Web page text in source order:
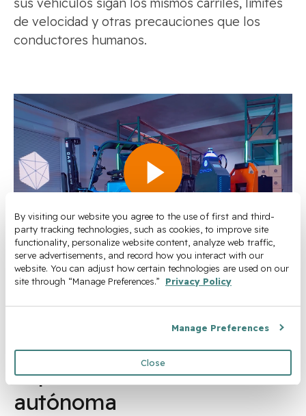
By visiting our website you agree to the use of first and third-
party tracking technologies, such as cookies, to improve site
functionality, personalize website content, analyze web traffic,
serve advertisements, and record how you interact with our
website. You can adjust how certain technologies are used on our
site through “Manage Preferences.”
Privacy Policy
Manage Preferences
Close
sus vehículos sigan los mismos carriles, límites
de velocidad y otras precauciones que los
conductores humanos.
Por último,
implementamos su flotilla
autónoma